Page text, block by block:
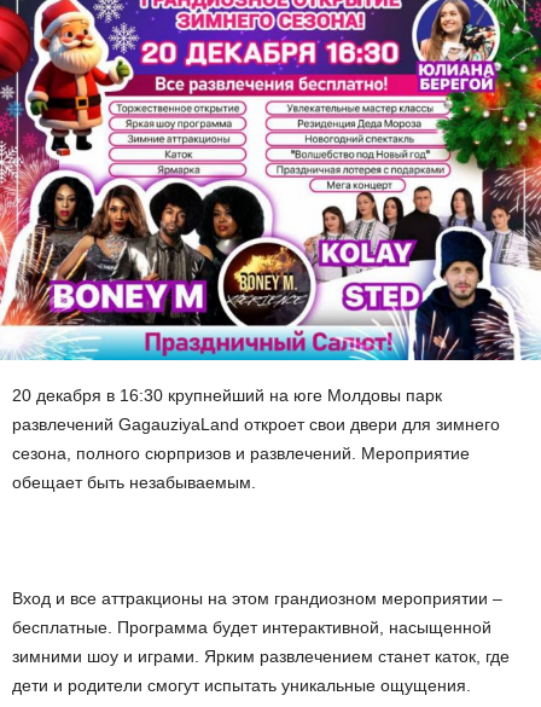
20 декабря в 16:30 крупнейший на юге Молдовы парк
развлечений GagauziyaLand откроет свои двери для зимнего
сезона, полного сюрпризов и развлечений. Мероприятие
обещает быть незабываемым.
Вход и все аттракционы на этом грандиозном мероприятии –
бесплатные. Программа будет интерактивной, насыщенной
зимними шоу и играми. Ярким развлечением станет каток, где
дети и родители смогут испытать уникальные ощущения.